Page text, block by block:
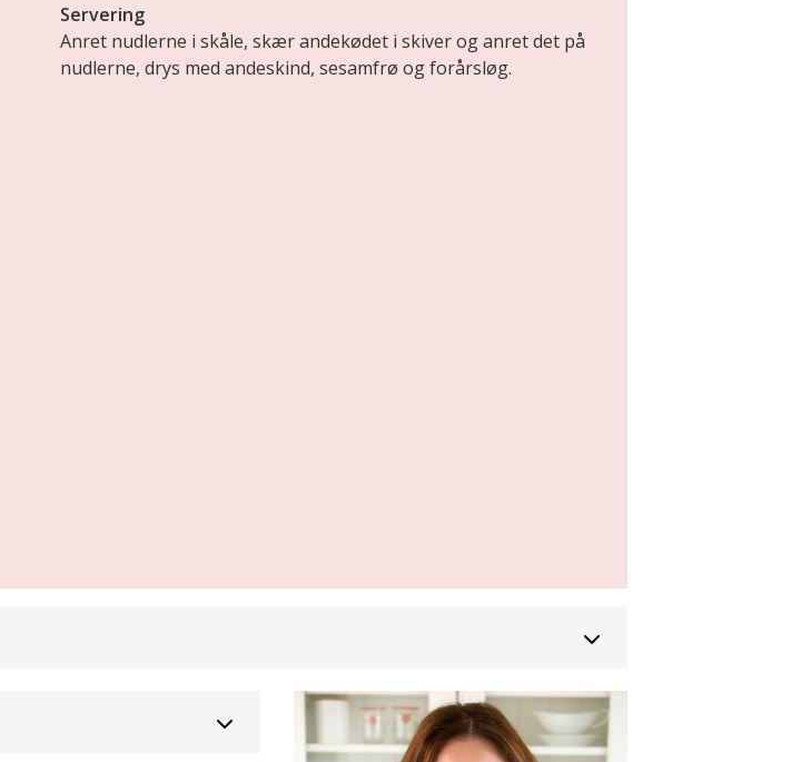
Servering
Anret nudlerne i skåle, skær andekødet i skiver og anret det på
nudlerne, drys med andeskind, sesamfrø og forårsløg.